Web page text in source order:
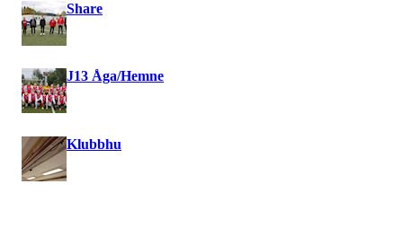
Share
J13 Åga/Hemne
Klubbhu